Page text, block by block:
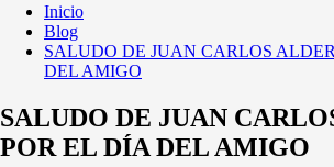
Inicio
Blog
SALUDO DE JUAN CARLOS
DEL AMIGO
SALUDO DE JUAN
POR EL DÍA DEL AMIGO